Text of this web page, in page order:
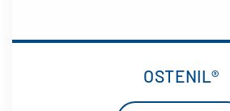
OSTENIL®